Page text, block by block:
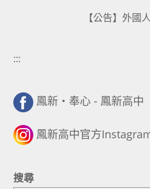
【公告】外國
:::
鳳新・奉心 - 鳳新高中
鳳新高中官方
搜尋